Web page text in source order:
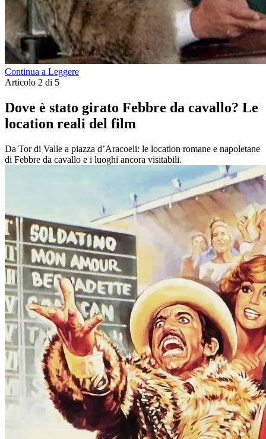
Continua a Leggere
Articolo 2 di 5
Dove è stato girato Febbre da cavallo? Le
location reali del film
Da Tor di Valle a piazza d’Aracoeli: le location romane e napoletane
di Febbre da cavallo e i luoghi ancora visitabili.